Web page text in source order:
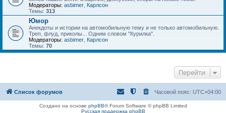
Модераторы: asbimer Карлсон
Темы: 313
Юмор
Анекдоты и истории на автомобильную тему и не только автомобильную.
Треп, флуд, приколы... Одним словом "Курилка".
Модераторы: asbimer Карлсон
Темы: 70
Перейти
Список форумов Часовой пояс: UTC+04:00
Создано на основе phpBB® Forum Software © phpBB Limited
Русская поддержка phpBB